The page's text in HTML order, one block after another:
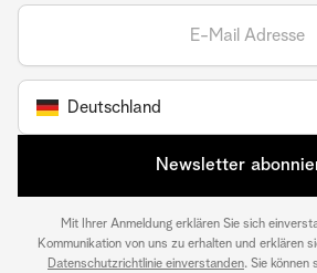
Deutschland
Newsletter
Mit Ihrer Anmeldung erklären Sie sich
Kommunikation von uns zu erhalten und erklären
Datenschutzrichtlinie einverstanden. Sie können